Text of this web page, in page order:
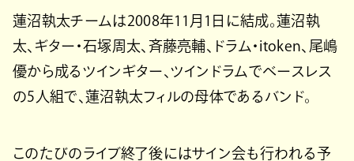
蓮沼執太チームは2008年11月1日に結成。蓮沼執
太、ギター・石塚周太、斉藤亮輔、ドラム・itoken、尾嶋
優から成るツインギター、ツインドラムでベースレス
の5人組で、蓮沼執太フィルの母体であるバンド。
このたびのライブ終了後にはサイン会も行われる予